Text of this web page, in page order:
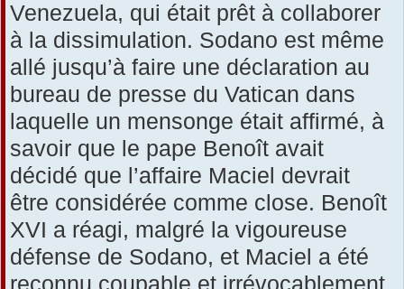
Venezuela, qui était prêt à collaborer
à la dissimulation. Sodano est même
allé jusqu’à faire une déclaration au
bureau de presse du Vatican dans
laquelle un mensonge était affirmé, à
savoir que le pape Benoît avait
décidé que l’affaire Maciel devrait
être considérée comme close. Benoît
XVI a réagi, malgré la vigoureuse
défense de Sodano, et Maciel a été
reconnu coupable et irrévocablement